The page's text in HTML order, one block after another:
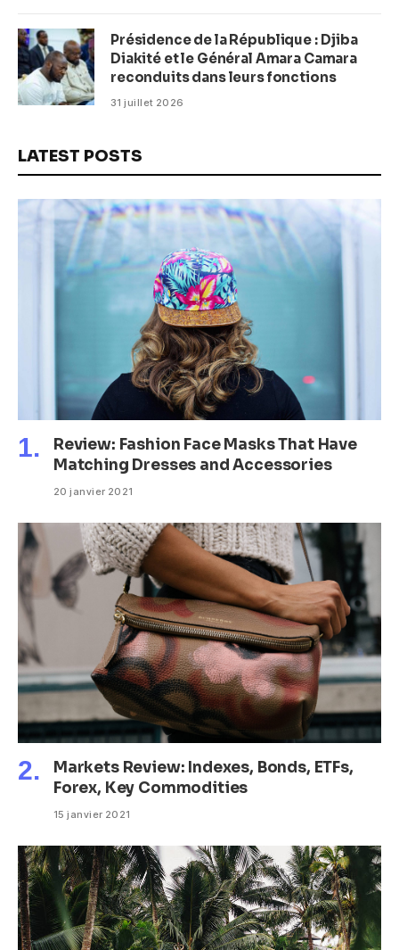
Présidence de la République : Djiba
Diakité et le Général Amara Camara
reconduits dans leurs fonctions
31 juillet 2026
LATEST POSTS
Review: Fashion Face Masks That Have
Matching Dresses and Accessories
20 janvier 2021
Markets Review: Indexes, Bonds, ETFs,
Forex, Key Commodities
15 janvier 2021